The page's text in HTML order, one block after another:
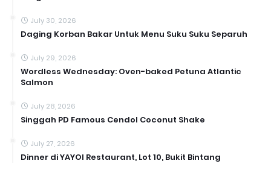
July 30, 2026
Daging Korban Bakar Untuk Menu Suku Suku Separuh
July 29, 2026
Wordless Wednesday: Oven-baked Petuna Atlantic
Salmon
July 28, 2026
Singgah PD Famous Cendol Coconut Shake
July 27, 2026
Dinner di YAYOI Restaurant, Lot 10, Bukit Bintang